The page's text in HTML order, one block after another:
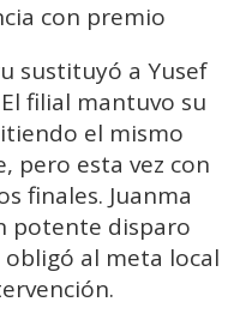
con premio
sustituyó a Yusef
filial mantuvo su
el mismo
pero esta vez con
finales. Juanma
potente disparo
al meta local